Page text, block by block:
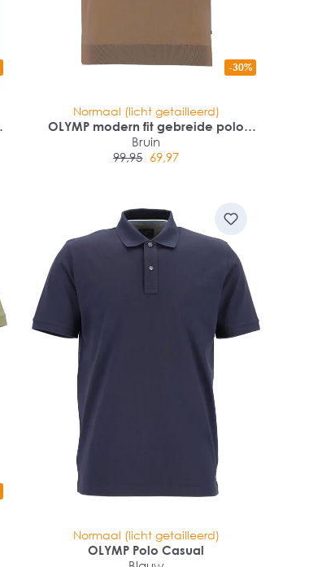
-30%
Normaal (licht getailleerd)
OLYMP modern fit gebreide polo
katoen met lyocell
Bruin
99,95 69,97
Normaal (licht getailleerd)
OLYMP Polo Casual